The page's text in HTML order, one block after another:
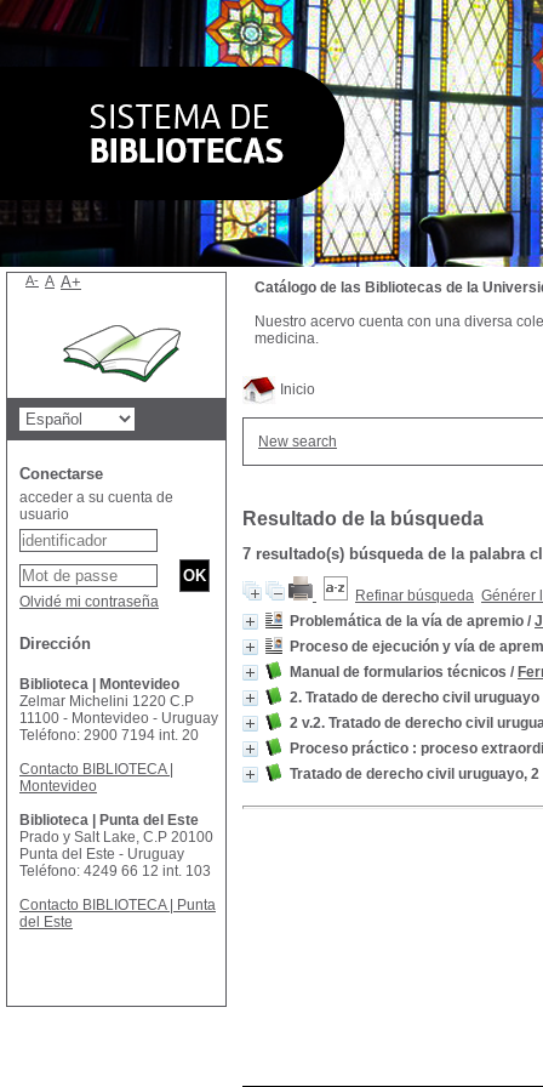
Inicio
New search
Resultado de la búsqueda
7 resultado(s) búsqueda de la palabra
Refinar búsqueda Générer
Problemática de la vía de apremio /
Proceso de ejecución y vía de
Manual de formularios técnicos /
2. Tratado de derecho civil uruguayo
2 v.2. Tratado de derecho civil
Proceso práctico : proceso
Tratado de derecho civil uruguayo,
Catálogo de las Bibliotecas de la
Nuestro acervo cuenta con una diversa
medicina.
A- A A+
Conectarse
acceder a su cuenta de
usuario
Olvidé mi contraseña
Dirección
Biblioteca | Montevideo
Zelmar Michelini 1220 C.P
11100 - Montevideo - Uruguay
Teléfono: 2900 7194 int. 20
Contacto BIBLIOTECA |
Montevideo
Biblioteca | Punta del Este
Prado y Salt Lake, C.P 20100
Punta del Este - Uruguay
Teléfono: 4249 66 12 int. 103
Contacto BIBLIOTECA | Punta
del Este